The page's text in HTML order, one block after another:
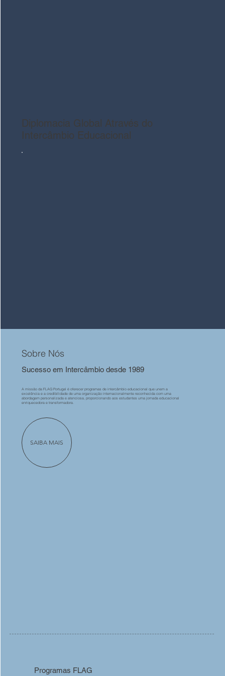
Diplomacia Global Através do
Intercâmbio Educacional
Sucesso em Intercâmbio desde 1989
Sobre Nós
A missão da FLAG Portugal é oferecer programas de intercâmbio educacional que unem a
excelência e a credibilidade de uma organização internacionalmente reconhecida com uma
abordagem personalizada e atenciosa, proporcionando aos estudantes uma jornada educacional
enriquecedora e transformadora.
SAIBA MAIS
Programas FLAG